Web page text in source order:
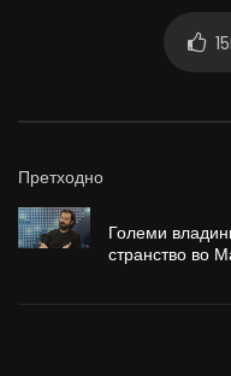
Претходно
Големи
странство во